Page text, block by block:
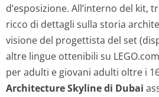
d’esposizione. All’interno del kit,
ricco di dettagli sulla storia
visione del progettista del set
altre lingue ottenibili su
per adulti e giovani adulti oltre i
Architecture Skyline di Dubai